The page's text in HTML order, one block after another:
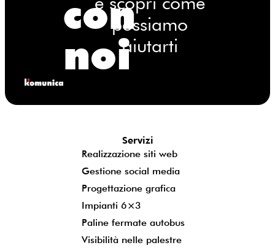
con
noi
possiamo
aiutarti
Servizi
Realizzazione siti web
Gestione social media
Progettazione grafica
Impianti 6×3
Paline fermate autobus
Visibilità nelle palestre